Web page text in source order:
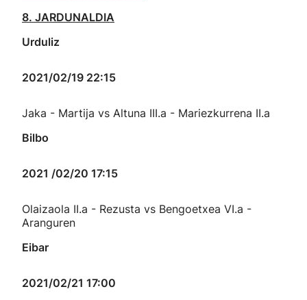
8. JARDUNALDIA
Urduliz
2021/02/19 22:15
Jaka - Martija vs Altuna III.a - Mariezkurrena II.a
Bilbo
2021 /02/20 17:15
Olaizaola II.a - Rezusta vs Bengoetxea VI.a -
Aranguren
Eibar
2021/02/21 17:00